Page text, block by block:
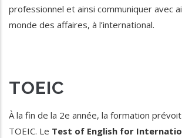
professionnel et ainsi communiquer avec
monde des affaires, à l’international.
TOEIC
À la fin de la 2e année, la formation
TOEIC. Le Test of English for